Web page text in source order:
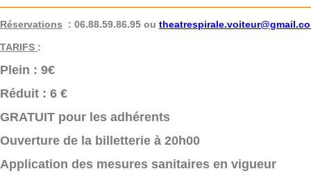
Réservations : 06.88.59.86.95 ou theatrespirale.voiteur@
TARIFS :
Plein : 9€
Réduit : 6 €
GRATUIT pour les adhérents
Ouverture de la billetterie à 20h00
Application des mesures sanitaires en vigueur